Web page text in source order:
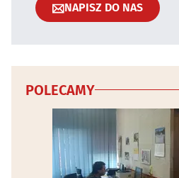
NAPISZ DO NAS
POLECAMY